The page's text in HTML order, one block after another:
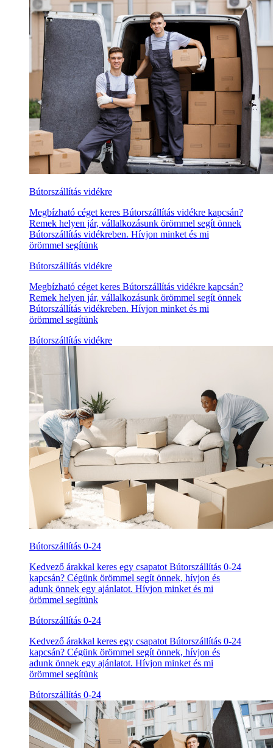
Bútorszállítás vidékre
Megbízható céget keres Bútorszállítás vidékre kapcsán?
Remek helyen jár, vállalkozásunk örömmel segít önnek
Bútorszállítás vidékreben. Hívjon minket és mi
örömmel segítünk
Bútorszállítás vidékre
Megbízható céget keres Bútorszállítás vidékre kapcsán?
Remek helyen jár, vállalkozásunk örömmel segít önnek
Bútorszállítás vidékreben. Hívjon minket és mi
örömmel segítünk
Bútorszállítás vidékre
Bútorszállítás 0-24
Kedvező árakkal keres egy csapatot Bútorszállítás 0-24
kapcsán? Cégünk örömmel segít önnek, hívjon és
adunk önnek egy ajánlatot. Hívjon minket és mi
örömmel segítünk
Bútorszállítás 0-24
Kedvező árakkal keres egy csapatot Bútorszállítás 0-24
kapcsán? Cégünk örömmel segít önnek, hívjon és
adunk önnek egy ajánlatot. Hívjon minket és mi
örömmel segítünk
Bútorszállítás 0-24